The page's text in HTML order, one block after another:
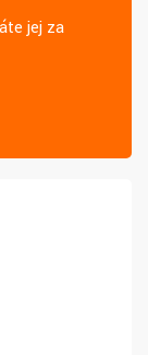
jej za